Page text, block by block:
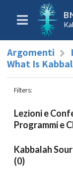
Argomenti
What Is
Filters:
Lezioni e
Programmi e
Kabbalah
(0)